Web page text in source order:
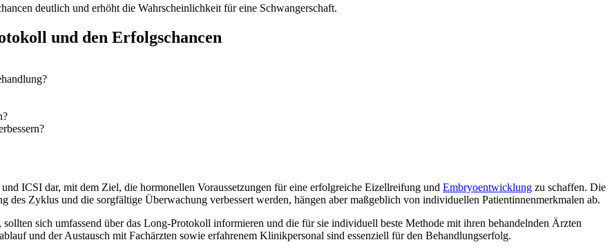
deutlich und erhöht die Wahrscheinlichkeit für eine Schwangerschaft.
und den Erfolgschancen
ICSI dar, mit dem Ziel, die hormonellen Voraussetzungen für eine erfolgreiche Eizellreifung und Embryoentwicklung zu schaffen. Die
Zyklus und die sorgfältige Überwachung verbessert werden, hängen aber maßgeblich von individuellen Patientinnenmerkmalen ab.
sich umfassend über das Long-Protokoll informieren und die für sie individuell beste Methode mit ihren behandelnden Ärzten
und der Austausch mit Fachärzten sowie erfahrenem Klinikpersonal sind essenziell für den Behandlungserfolg.